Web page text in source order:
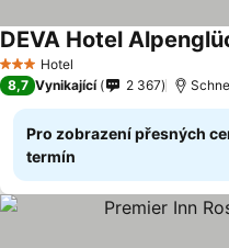
3 Počet hvězdiček
Hotel
DEVA Hotel
8,7 Vynikající 2 367
Pro zobrazení přesných
termín